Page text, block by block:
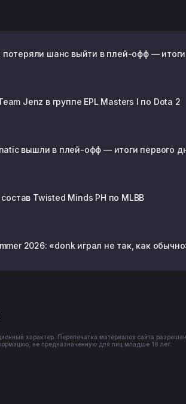
потеряли шанс выйти в плей-офф —
Jenz в группе EPL Masters I по Dota 2
вышли в плей-офф — итоги первого
Twisted Minds PH по MLBB
2026: «donk играл не так, как
характер. Перепечатка материалов сайта
не предназначенную для лиц младше 18 лет.